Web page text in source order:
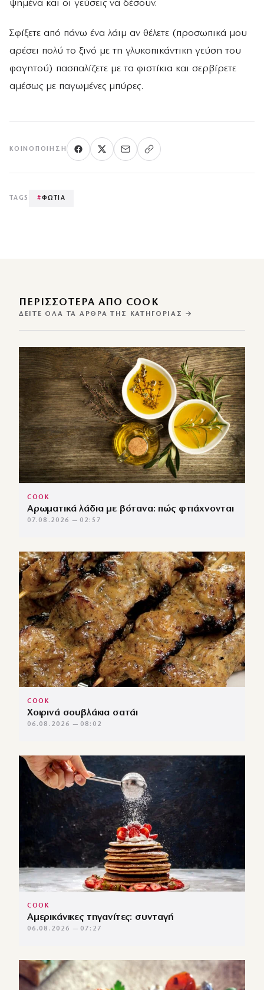
ψημένα και οι γεύσεις να δέσουν.
Σφίξετε από πάνω ένα λάιμ αν θέλετε (προσωπικά μου
αρέσει πολύ το ξινό με τη γλυκοπικάντικη γεύση του
φαγητού) πασπαλίζετε με τα φιστίκια και σερβίρετε
αμέσως με παγωμένες μπύρες.
ΚΟΙΝΟΠΟΊΗΣΗ
TAGS #ΦΩΤΙΑ
ΠΕΡΙΣΣΌΤΕΡΑ ΑΠΌ COOK
ΔΕΊΤΕ ΌΛΑ ΤΑ ΆΡΘΡΑ ΤΗΣ ΚΑΤΗΓΟΡΊΑΣ →
COOK
Αρωματικά λάδια με βότανα: πώς φτιάχνονται
07.08.2026 — 02:57
COOK
Χοιρινά σουβλάκια σατάι
06.08.2026 — 08:02
COOK
Αμερικάνικες τηγανίτες: συνταγή
06.08.2026 — 07:27